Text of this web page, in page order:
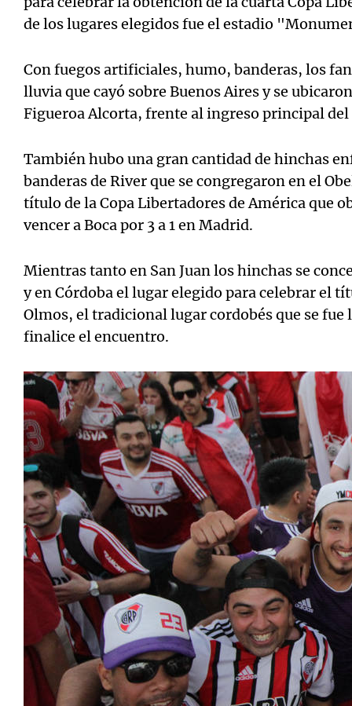
de los lugares elegidos fue el estadio
Con fuegos artificiales, humo, banderas, los
lluvia que cayó sobre Buenos Aires y se
Figueroa Alcorta, frente al ingreso principal del
También hubo una gran cantidad de hinchas
banderas de River que se congregaron en el
título de la Copa Libertadores de América que
vencer a Boca por 3 a 1 en Madrid.
Mientras tanto en San Juan los hinchas se
y en Córdoba el lugar elegido para celebrar el
Olmos, el tradicional lugar cordobés que se
finalice el encuentro.